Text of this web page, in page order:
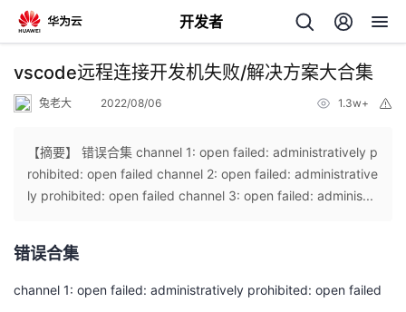
开发者
返
人
我
vscode远程连接开发机失败/解决方案大合集
兔老大 2022/08/06 1.3w+
【摘要】 错误合集 channel 1: open failed: administratively p
rohibited: open failed channel 2: open failed: administrative
ly prohibited: open failed channel 3: open failed: adminis...
错误合集
channel 1: open failed: administratively prohibited: open failed